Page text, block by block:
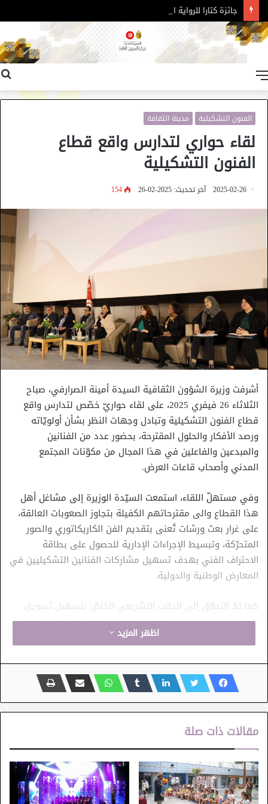
جائزة كتارا للرواية العربية – الدورة 11
الفنون التشكيلية مدينة الثقافة
لقاء حواري لتدارس واقع قطاع
الفنون التشكيلية
2025-02-26 آخر تحديث: 2025-02-26 154
أشرفت وزيرة الشؤون الثقافية السيدة أمينة الصرارفي، صباح
الثلاثاء 26 فيفري 2025، على لقاء حواريّ خصّص لتدارس واقع
قطاع الفنون التشكيلية وتبادل وجهات النظر بشأن أولويّاته
ورصد الأفكار والحلول المقترحة، بحضور عدد من الفنانين
والمبدعين والفاعلين في هذا المجال من مكوّنات المجتمع
المدني وأصحاب قاعات العرض.
وفي مستهلّ اللقاء، استمعت السيّدة الوزيرة إلى مشاغل أهل
هذا القطاع والى مقترحاتهم الكفيلة بتجاوز الصعوبات العالقة،
على غرار بعث ورشات تُعنى بتقديم الفن الكاريكاتوري والصور
المتحرّكة، وتبسيط الإجراءات الإدارية للحصول على بطاقة
الاحتراف الفني بهدف تسهيل مشاركات الفنانين التشكيليين في
المعارض الوطنية والدولية.
كما تمّ التطرّق إلى الجانب التشريعي الخاصّ بتسهيل تسويق
الأعمال الفنية إلى الخارج، وذلك بهدف فسح المجال لفتح سوق
جديدة ومتطوّرة للترويج للثقافة التونسية عربيًّا ودوليًّا، وإسناد
للموظف العمومي، فضلا عن المسائل الخاصّة بقانون الفنان
والمهن الفنية وحقوق التّأليف وسياسة الدعم والإسناد على
مستوى الوزارة.
وطالب مجموعة من الفنانين، في هذا الاطار، بتكوين لجنة شراءات
مستقلة لتقييم أعمال الفنانين التشكيليين في المعارض
الجماعية أو الفردية، وهي مناسبة متميزة يبرز فيها المبدع
التونسي قدراته الفنية.
اظهر المزيد
مقالات ذات صلة